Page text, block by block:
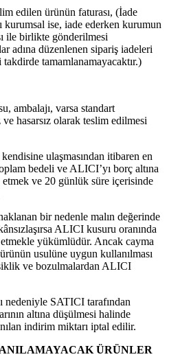
edilen ürünün faturası, (İade
kurumsal ise, iade ederken kurumun
ile birlikte gönderilmesi
adına düzenlenen sipariş iadeleri
tamamlanamayacaktır.)
ambalajı, varsa standart
hasarsız olarak teslim edilmesi
ulaşmasından itibaren en
bedeli ve ALICI’yı borç altına
ve 20 günlük süre içerisinde
bir nedenle malın değerinde
ALICI kusuru oranında
etmekle yükümlüdür. Ancak cayma
usulüne uygun kullanılması
ve bozulmalardan ALICI
nedeniyle SATICI tarafından
altına düşülmesi halinde
indirim miktarı iptal edilir.
ÜRÜNLER